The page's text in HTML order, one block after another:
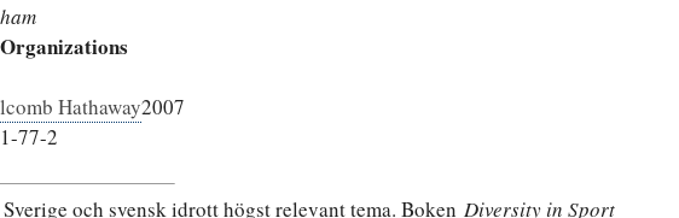
Hathaway2007
77-2
och svensk idrott högst relevant tema. Boken Diversity in Sport